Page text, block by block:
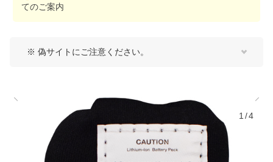
てのご案内
※ 偽サイトにご注意ください。
1/4